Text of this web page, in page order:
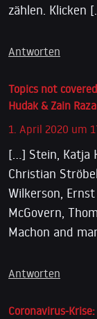
zählen. Klicken
Antworten
Topics not
Hudak & Zain Raza
1. April 2020 um
[…] Stein, Katja
Christian
Wilkerson,
McGovern,
Machon and
Antworten
Coronavirus-